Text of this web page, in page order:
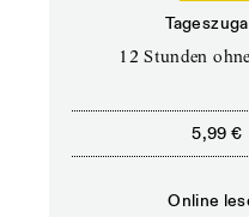
12 Stunden
5,99 €
Online